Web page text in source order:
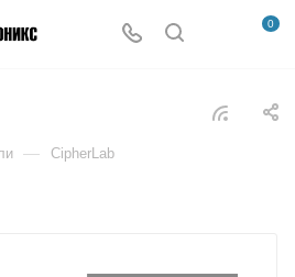
0
— CipherLab